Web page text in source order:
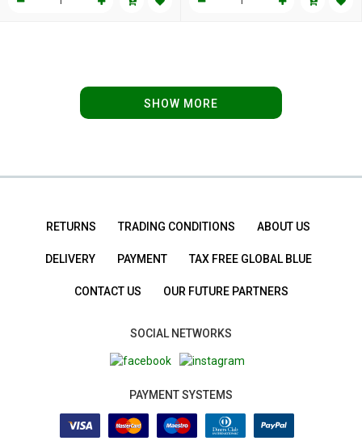
SHOW MORE
RETURNS TRADING CONDITIONS ABOUT US
DELIVERY PAYMENT TAX FREE GLOBAL BLUE
CONTACT US OUR FUTURE PARTNERS
SOCIAL NETWORKS
PAYMENT SYSTEMS